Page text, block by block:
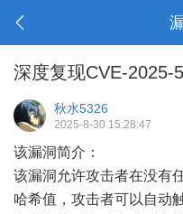
深度复现CVE-2025-
秋水5326
2025-8-30 15:28:47
该漏洞简介：
该漏洞允许攻击者在没有
哈希值，攻击者可以自动